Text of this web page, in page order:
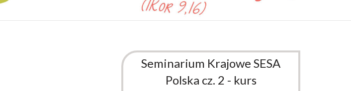
Seminarium Krajowe SESA
Polska cz. 2 - kurs